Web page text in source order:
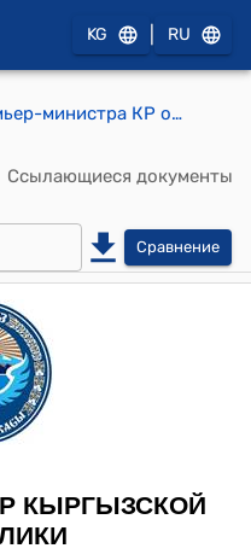
KG RU
Распоряжение Премьер-министра КР от 19 марта 2009 года № 107 (Об утверждении структуры и штатной численности центрального аппарата Государственного агентства информационных ресурсов и технологий при Правительстве Кыргызской Республики)
Ссылающиеся документы
Сравнение